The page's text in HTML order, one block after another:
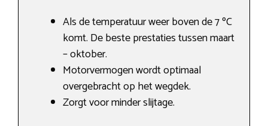
Als de temperatuur weer boven de 7 ºC
komt. De beste prestaties tussen maart
– oktober.
Motorvermogen wordt optimaal
overgebracht op het wegdek.
Zorgt voor minder slijtage.